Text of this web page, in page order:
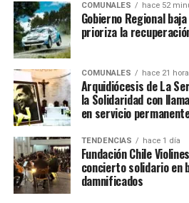
COMUNALES hace 52
Gobierno Regional
prioriza la
COMUNALES hace 21
Arquidiócesis de La
la Solidaridad con
en servicio
TENDENCIAS hace 1 día
Fundación Chile
concierto solidario en
damnificados